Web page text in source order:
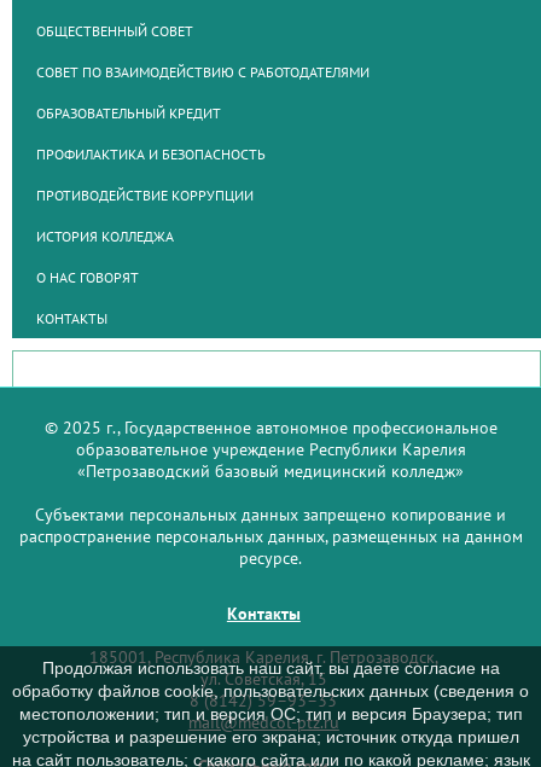
ОБЩЕСТВЕННЫЙ СОВЕТ
СОВЕТ ПО ВЗАИМОДЕЙСТВИЮ С РАБОТОДАТЕЛЯМИ
ОБРАЗОВАТЕЛЬНЫЙ КРЕДИТ
ПРОФИЛАКТИКА И БЕЗОПАСНОСТЬ
ПРОТИВОДЕЙСТВИЕ КОРРУПЦИИ
ИСТОРИЯ КОЛЛЕДЖА
О НАС ГОВОРЯТ
КОНТАКТЫ
© 2025 г., Государственное автономное профессиональное
образовательное учреждение Республики Карелия
«Петрозаводский базовый медицинский колледж»
Субъектами персональных данных запрещено копирование и
распространение персональных данных, размещенных на данном
ресурсе.
Контакты
185001, Республика Карелия, г. Петрозаводск,
ул. Советская, 15
8 (8142) 59–93–33
mail@medcol-ptz.ru
Продолжая использовать наш сайт, вы даете согласие на
обработку файлов cookie, пользовательских данных (сведения о
местоположении; тип и версия ОС; тип и версия Браузера; тип
устройства и разрешение его экрана; источник откуда пришел
на сайт пользователь; с какого сайта или по какой рекламе; язык